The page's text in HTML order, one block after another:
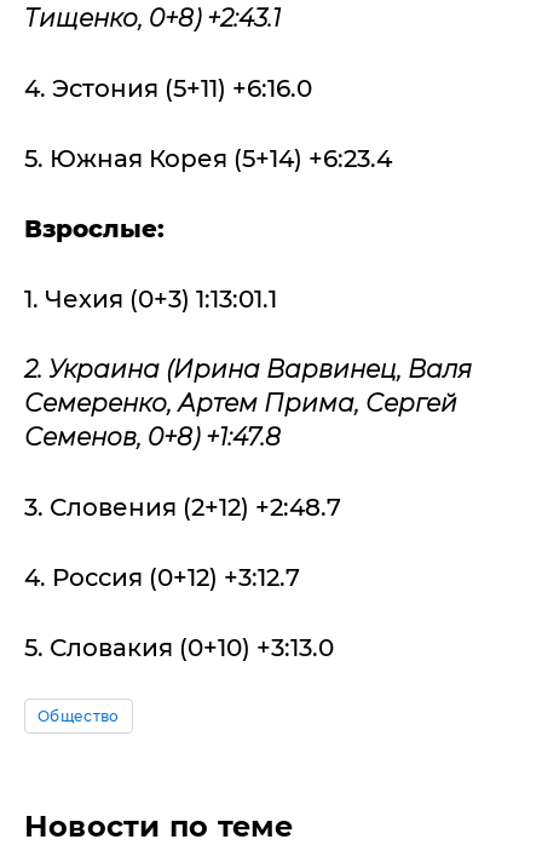
Тищенко, 0+8) +2:43.1
4. Эстония (5+11) +6:16.0
5. Южная Корея (5+14) +6:23.4
Взрослые:
1. Чехия (0+3) 1:13:01.1
2. Украина (Ирина Варвинец, Валя
Семеренко, Артем Прима, Сергей
Семенов, 0+8) +1:47.8
3. Словения (2+12) +2:48.7
4. Россия (0+12) +3:12.7
5. Словакия (0+10) +3:13.0
Общество
Новости по теме